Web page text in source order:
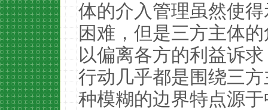
体的介入管理虽然使
困难，但是三方主体
以偏离各方的利益诉
行动几乎都是围绕三
种模糊的边界特点源